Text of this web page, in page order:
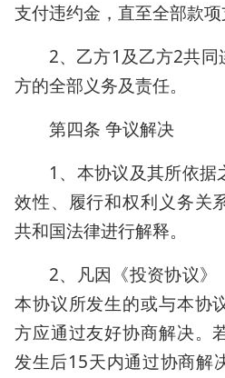
支付违约金，直至全部款项
2、乙方1及乙方2共
方的全部义务及责任。
第四条 争议解决
1、本协议及其所依
效性、履行和权利义务关
共和国法律进行解释。
2、凡因《投资协议
本协议所发生的或与本协
方应通过友好协商解决。
发生后15天内通过协商解